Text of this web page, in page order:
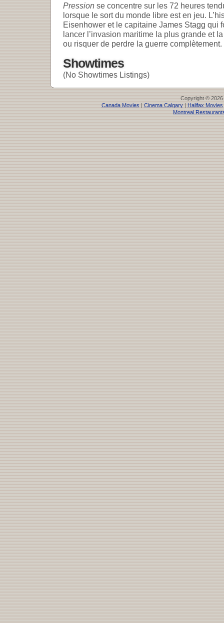
Pression se concentre sur les 72 heures
lorsque le sort du monde libre est en jeu.
Eisenhower et le capitaine James Stagg qui
lancer l’invasion maritime la plus grande et
ou risquer de perdre la guerre complètement.
Showtimes
(No Showtimes Listings)
Copyright © 2026
Canada Movies | Cinema Calgary| Halifax Movies
Montreal